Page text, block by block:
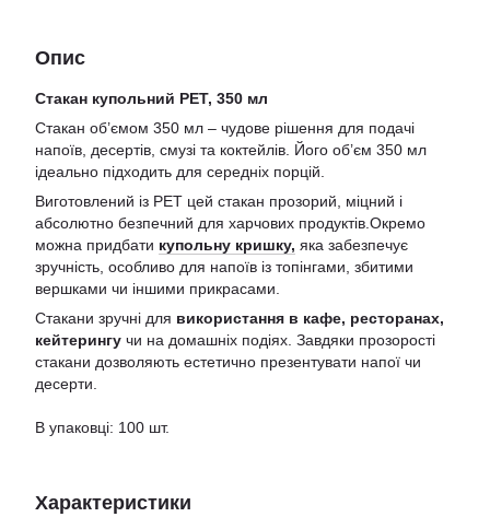
Опис
Стакан купольний РЕТ, 350 мл
Стакан об’ємом 350 мл – чудове рішення для подачі
напоїв, десертів, смузі та коктейлів. Його об’єм 350 мл
ідеально підходить для середніх порцій.
Виготовлений із РЕТ цей стакан прозорий, міцний і
абсолютно безпечний для харчових продуктів.Окремо
можна придбати купольну кришку, яка забезпечує
зручність, особливо для напоїв із топінгами, збитими
вершками чи іншими прикрасами.
Стакани зручні для використання в кафе, ресторанах,
кейтерингу чи на домашніх подіях. Завдяки прозорості
стакани дозволяють естетично презентувати напої чи
десерти.
В упаковці: 100 шт.
Характеристики